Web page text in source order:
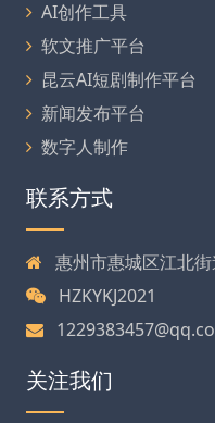
AI创作工具
软文推广平台
昆云AI短剧制作平台
新闻发布平台
数字人制作
联系方式
惠州市惠城区江北
HZKYKJ2021
关注我们